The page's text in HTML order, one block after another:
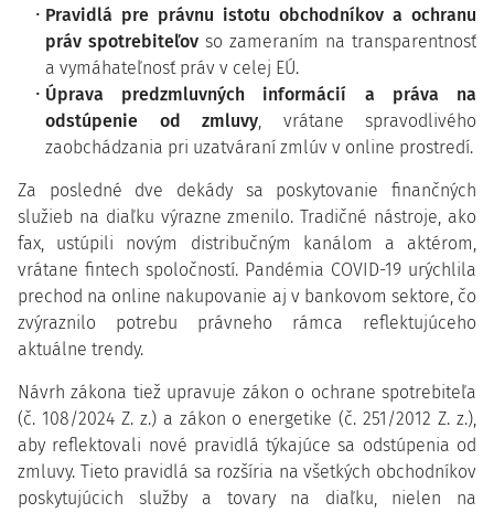
Pravidlá pre právnu istotu obchodníkov a ochranu
práv spotrebiteľov so zameraním na transparentnosť
a vymáhateľnosť práv v celej EÚ.
Úprava predzmluvných informácií a práva na
odstúpenie od zmluvy, vrátane spravodlivého
zaobchádzania pri uzatváraní zmlúv v online prostredí.
Za posledné dve dekády sa poskytovanie finančných
služieb na diaľku výrazne zmenilo. Tradičné nástroje, ako
fax, ustúpili novým distribučným kanálom a aktérom,
vrátane fintech spoločností. Pandémia COVID-19 urýchlila
prechod na online nakupovanie aj v bankovom sektore, čo
zvýraznilo potrebu právneho rámca reflektujúceho
aktuálne trendy.
Návrh zákona tiež upravuje zákon o ochrane spotrebiteľa
(č. 108/2024 Z. z.) a zákon o energetike (č. 251/2012 Z. z.),
aby reflektovali nové pravidlá týkajúce sa odstúpenia od
zmluvy. Tieto pravidlá sa rozšíria na všetkých obchodníkov
poskytujúcich služby a tovary na diaľku, nielen na